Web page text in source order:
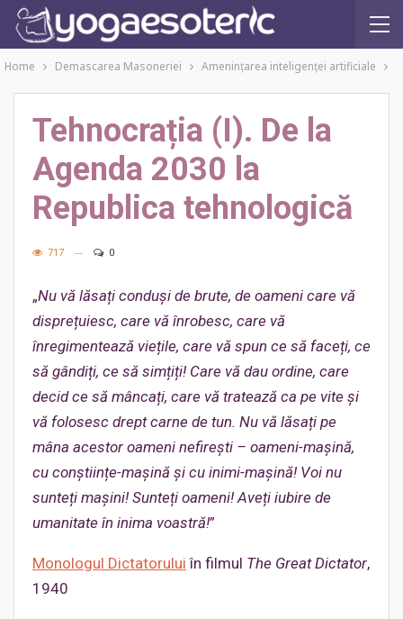
Home Demascarea Masoneriei Amenințarea inteligenței artificiale
Tehnocrația (I). De la
Agenda 2030 la
Republica tehnologică
717 0
„Nu vă lăsați conduși de brute, de oameni care vă
disprețuiesc, care vă înrobesc, care vă
înregimentează viețile, care vă spun ce să faceți, ce
să gândiți, ce să simțiți! Care vă dau ordine, care
decid ce să mâncați, care vă tratează ca pe vite și
vă folosesc drept carne de tun. Nu vă lăsați pe
mâna acestor oameni nefirești – oameni-mașină,
cu conștiințe-mașină și cu inimi-mașină! Voi nu
sunteți mașini! Sunteți oameni! Aveți iubire de
umanitate în inima voastră!”
Monologul Dictatorului în filmul The Great Dictator,
1940